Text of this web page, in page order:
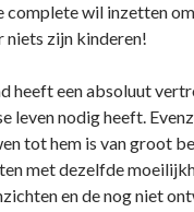
complete wil inzetten
niets zijn kinderen!
heeft een absoluut
leven nodig heeft.
tot hem is van groot
met dezelfde
en de nog niet